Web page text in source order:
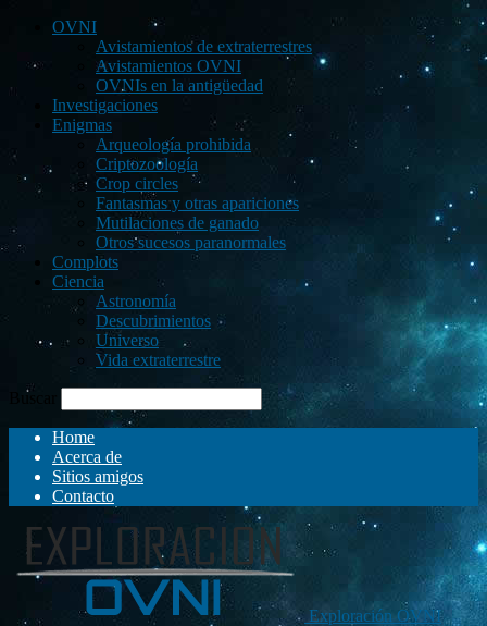
OVNI
Avistamientos de extraterrestres
Avistamientos OVNI
OVNIs en la antigüedad
Investigaciones
Enigmas
Arqueología prohibida
Criptozoología
Crop circles
Fantasmas y otras apariciones
Mutilaciones de ganado
Otros sucesos paranormales
Complots
Ciencia
Astronomía
Descubrimientos
Universo
Vida extraterrestre
Buscar
Home
Acerca de
Sitios amigos
Contacto
Exploración OVNI